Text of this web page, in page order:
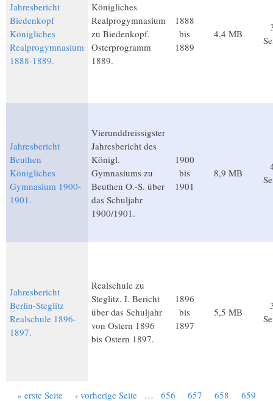
Jahresbericht
Biedenkopf
Königliches
Realprogymnasium
1888-1889.
Königliches
Realprogymnasium
zu Biedenkopf.
Osterprogramm
1889.
1888
bis
1889
4,4 MB
Jahresbericht
Beuthen
Königliches
Gymnasium 1900-
1901.
Vierunddreissigster
Jahresbericht des
Königl.
Gymnasiums zu
Beuthen O.-S. über
das Schuljahr
1900/1901.
1900
bis
1901
8,9 MB
Jahresbericht
Berlin-Steglitz
Realschule 1896-
1897.
Realschule zu
Steglitz. I. Bericht
über das Schuljahr
von Ostern 1896
bis Ostern 1897.
1896
bis
1897
5,5 MB
« erste Seite ‹ vorherige Seite … 656 657 658 659